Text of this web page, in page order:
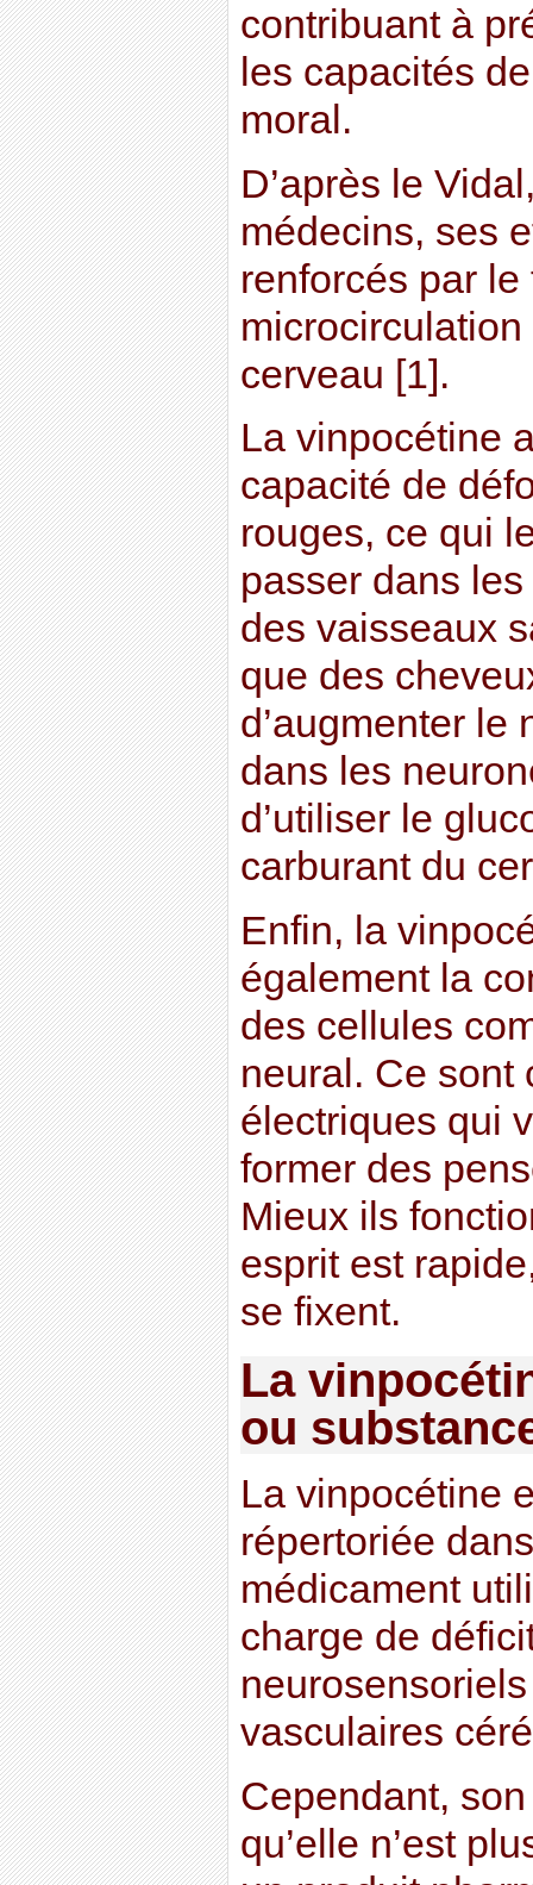
contribuant à
les capacités
moral.
D’après le
médecins, ses
renforcés par le
cerveau [1].
La vinpocétine
capacité de
rouges, ce qui
passer dans
des vaisseaux
que des
d’augmenter le
dans les
d’utiliser le
carburant du
Enfin, la
également la
des cellules
neural. Ce sont
électriques qui
former des
Mieux ils
esprit est
se fixent.
La
ou
La vinpocétine
répertoriée
médicament
charge de
vasculaires
Cependant,
qu’elle n’est